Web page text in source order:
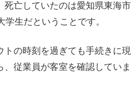
死亡していたのは愛知県東海市
学生だということです。
トの時刻を過ぎても手続きに現
、従業員が客室を確認していま